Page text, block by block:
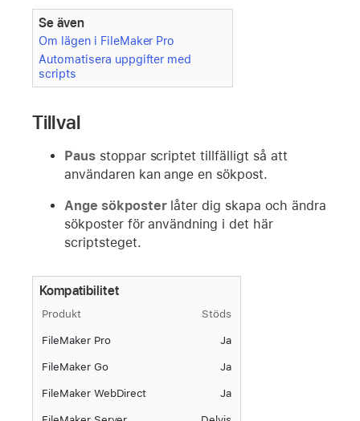
Se även
Om lägen i FileMaker Pro
Automatisera uppgifter med
scripts
Tillval
Pausstoppar scriptet tillfälligt så att
användaren kan ange en sökpost.
Ange sökposterlåter dig skapa och ändra
sökposter för användning i det här
scriptsteget.
Kompatibilitet
Produkt Stöds
FileMaker Pro Ja
FileMaker Go Ja
FileMaker WebDirect Ja